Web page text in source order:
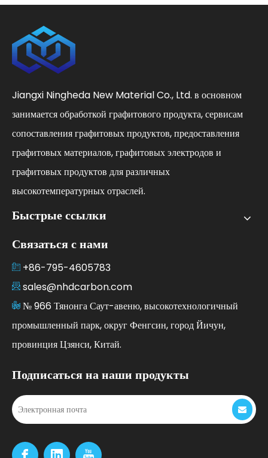
Jiangxi Ningheda New Material Co., Ltd. в основном
занимается обработкой графитового продукта, сервисам
сопоставления графитовых продуктов, предоставления
графитовых материалов, графитовых электродов и
графитовых продуктов для различных
высокотемпературных отраслей.
Быстрые ссылки
Связаться с нами
+86-795-4605783
sales@nhdcarbon.com
№ 966 Тянонга Саут-авеню, высокотехнологичный
промышленный парк, округ Фенгсин, город Йичун,
провинция Цзянси, Китай.
Подписаться на наши продукты